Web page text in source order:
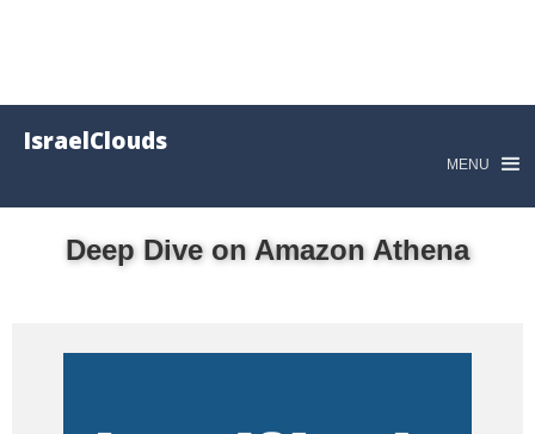
IsraelClouds
MENU
Deep Dive on Amazon Athena